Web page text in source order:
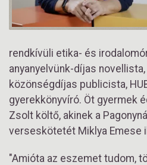
rendkívüli etika- és
anyanyelvünk-díjas
közönségdíjas publicista,
gyerekkönyvíró. Öt gyermek
Zsolt költő, akinek a
verseskötetét Miklya Emese
"Amióta az eszemet tudom,